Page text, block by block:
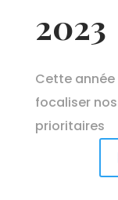
2023
Cette
focaliser
prioritaires